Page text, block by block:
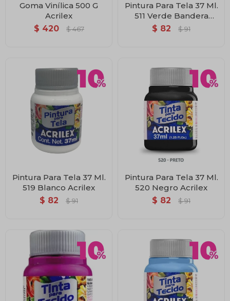
Goma Vinílica 500 G
Acrilex
$ 420 $ 467
Pintura Para Tela 37 Ml.
511 Verde Bandera
Acrilex
$ 82 $ 91
Pintura Para Tela 37 Ml.
519 Blanco Acrilex
$ 82 $ 91
Pintura Para Tela 37 Ml.
520 Negro Acrilex
$ 82 $ 91